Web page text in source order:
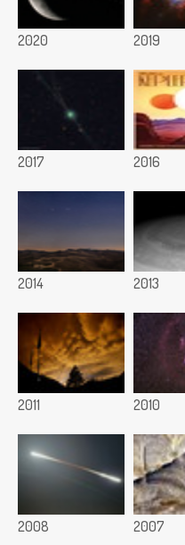
2020 2019
2017 2016
2014 2013
2011 2010
2008 2007